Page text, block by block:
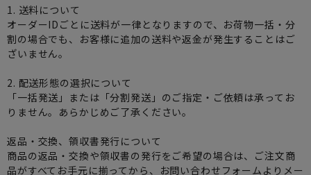
1. 送料について
オーダーIDごとに送料が一律となりますので、お荷物一括・分
割の場合でも、お客様に追加の送料や返金が発生することはご
ざいません。
2. 配送形態の選択について
「一括発送」または「分割発送」のご指定・ご依頼は承ってお
りません。あらかじめご了承ください。
返品・交換、領収書発行について
商品の返品・交換や領収書の発行をご希望の場合は、ご注文商
品がすべてお手元に揃ってから、お問い合わせフォームよりメー